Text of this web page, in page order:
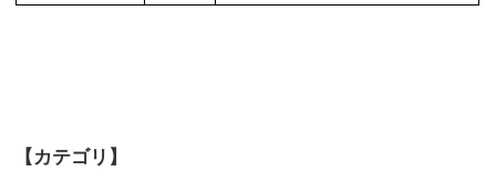
【カテゴリ】